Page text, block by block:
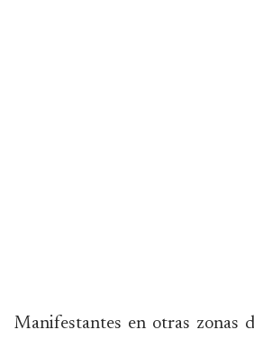
Manifestantes en otras zonas